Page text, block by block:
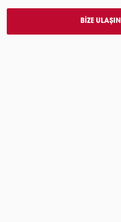
BİZE ULAŞIN